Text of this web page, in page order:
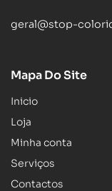
geral@stop-
Mapa Do Site
Inicio
Loja
Minha conta
Serviços
Contactos